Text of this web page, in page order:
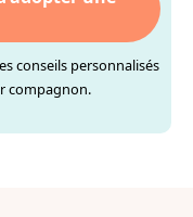
conseils personnalisés
compagnon.